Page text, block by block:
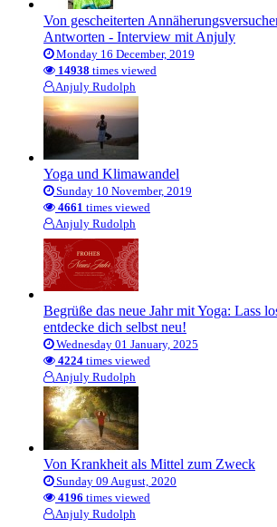
Von gescheiterten
Antworten - Interview mit Anjuly
Monday 16 December, 2019
14938 times viewed
Anjuly Rudolph
Yoga und Klimawandel
Sunday 10 November, 2019
4661 times viewed
Anjuly Rudolph
Begrüße das neue Jahr mit Yoga: Lass
entdecke dich selbst neu!
Wednesday 01 January, 2025
4224 times viewed
Anjuly Rudolph
Von Krankheit als Mittel zum Zweck
Sunday 09 August, 2020
4196 times viewed
Anjuly Rudolph